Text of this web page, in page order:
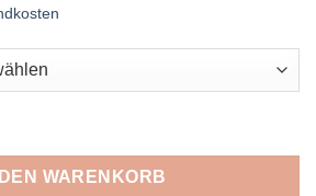
Jacket II DARK SEA UNI Menge
DEN WARENKORB